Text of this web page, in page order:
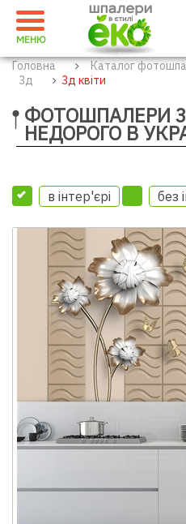
МЕНЮ
Головна
Каталог
3д
3д квіти
ФОТОШПАЛЕРИ
НЕДОРОГО В
в інтер'єрі без